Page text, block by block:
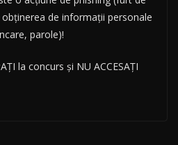
de informații personale
parole)!
la concurs și NU ACCESAȚI